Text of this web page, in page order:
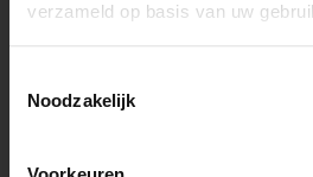
verzameld op basis van uw
Noodzakelijk
Nieuws
Het Bestuur